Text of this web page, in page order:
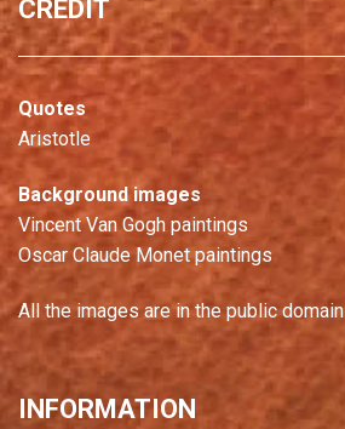
CREDIT
Quotes
Aristotle
Background images
Vincent Van Gogh paintings
Oscar Claude Monet paintings
All the images are in the public domain
INFORMATION